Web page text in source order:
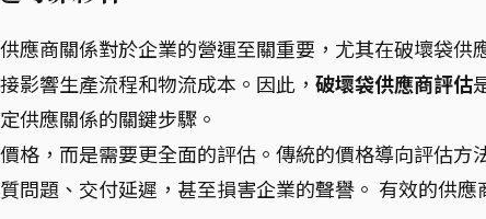
應商關係對於企業的營運至關重要，尤其在破壞袋供
影響生產流程和物流成本。因此， 破壞袋供應商評估
供應關係的關鍵步驟。
格，而是需要更全面的評估。傳統的價格導向評估方
問題、交付延遲，甚至損害企業的聲譽。 有效的供應